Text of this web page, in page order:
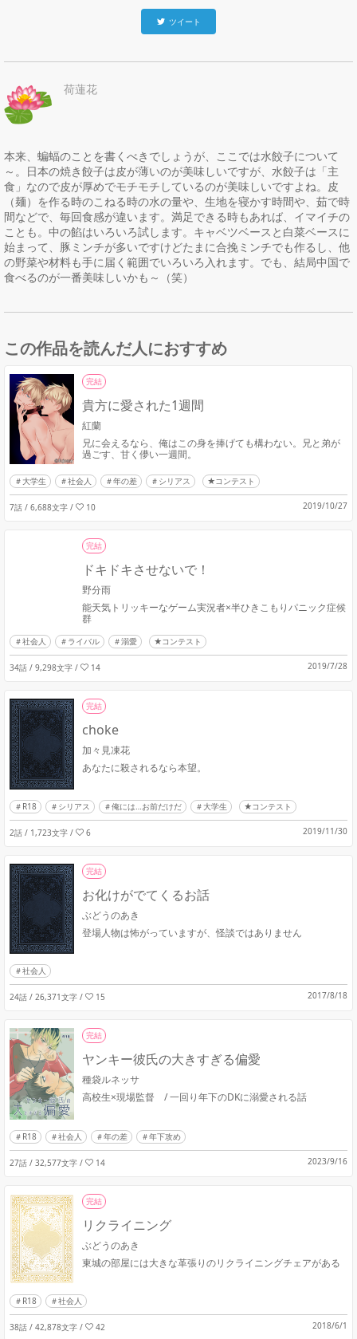
ツイート
荷蓮花
本来、蝙蝠のことを書くべきでしょうが、ここでは水餃子について
～。日本の焼き餃子は皮が薄いのが美味しいですが、水餃子は「主
食」なので皮が厚めでモチモチしているのが美味しいですよね。皮
（麺）を作る時のこねる時の水の量や、生地を寝かす時間や、茹で時
間などで、毎回食感が違います。満足できる時もあれば、イマイチの
ことも。中の餡はいろいろ試します。キャベツベースと白菜ベースに
始まって、豚ミンチが多いですけどたまに合挽ミンチでも作るし、他
の野菜や材料も手に届く範囲でいろいろ入れます。でも、結局中国で
食べるのが一番美味しいかも～（笑）
この作品を読んだ人におすすめ
完結
貴方に愛された1週間
紅蘭
兄に会えるなら、俺はこの身を捧げても構わない。兄と弟が
過ごす、甘く儚い一週間。
大学生 社会人 年の差 シリアス ★コンテスト
7話 / 6,688文字 / 10 2019/10/27
完結
ドキドキさせないで！
野分雨
能天気トリッキーなゲーム実況者×半ひきこもりパニック症候
群
社会人 ライバル 溺愛 ★コンテスト
34話 / 9,298文字 / 14 2019/7/28
完結
choke
加々見凍花
あなたに殺されるなら本望。
R18 シリアス 俺には…お前だけだ 大学生 ★コンテスト
2話 / 1,723文字 / 6 2019/11/30
完結
お化けがでてくるお話
ぶどうのあき
登場人物は怖がっていますが、怪談ではありません
社会人
24話 / 26,371文字 / 15 2017/8/18
完結
ヤンキー彼氏の大きすぎる偏愛
種袋ルネッサ
高校生×現場監督 / 一回り年下のDKに溺愛される話
R18 社会人 年の差 年下攻め
27話 / 32,577文字 / 14 2023/9/16
完結
リクライニング
ぶどうのあき
東城の部屋には大きな革張りのリクライニングチェアがある
R18 社会人
38話 / 42,878文字 / 42 2018/6/1